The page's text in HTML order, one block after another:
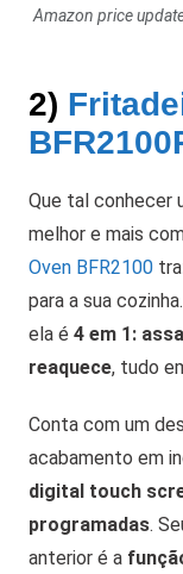
Amazon price
2)
Que tal conhecer
melhor e mais
Oven BFR2100
para a sua
ela é 4 em 1:
reaquece, tudo
Conta com um
acabamento em
digital touch
programadas.
anterior é a